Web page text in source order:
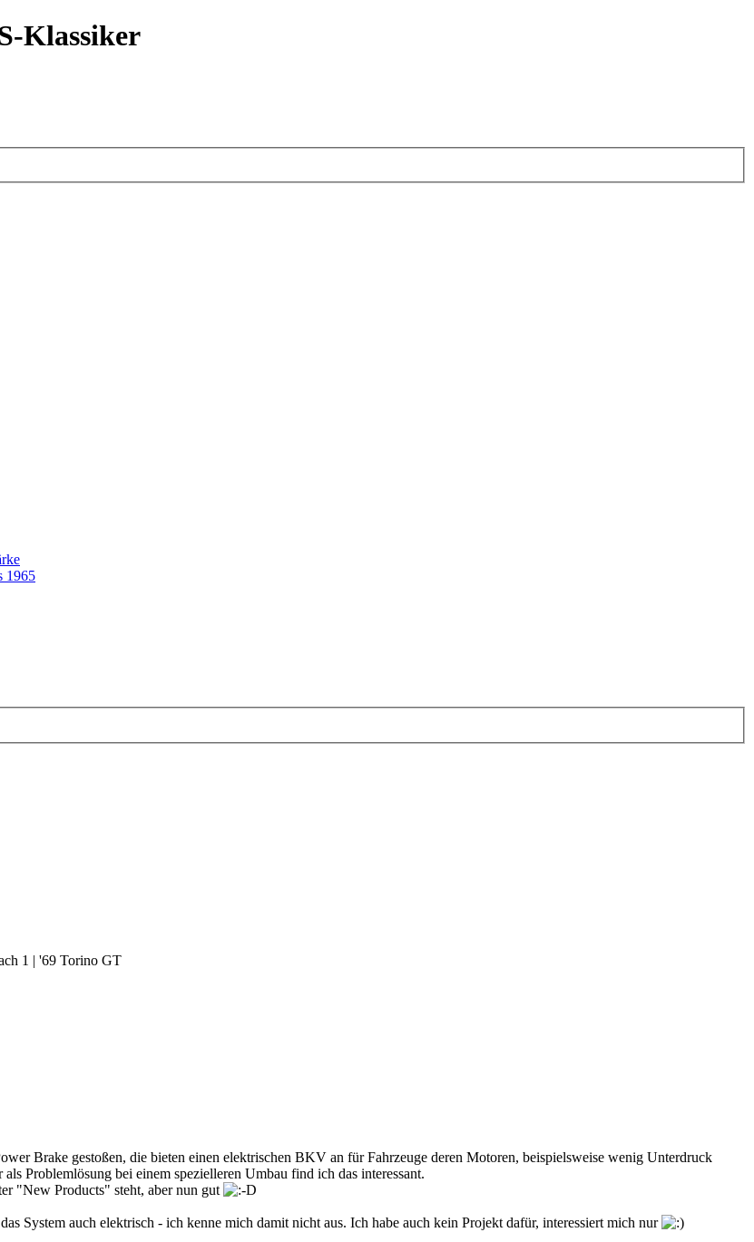
Klassiker
1965
1 | '69 Torino GT
Brake gestoßen, die bieten einen elektrischen BKV an für Fahrzeuge deren Motoren, beispielsweise wenig Unterdruck
Problemlösung bei einem spezielleren Umbau find ich das interessant.
"New Products" steht, aber nun gut
System auch elektrisch - ich kenne mich damit nicht aus. Ich habe auch kein Projekt dafür, interessiert mich nur